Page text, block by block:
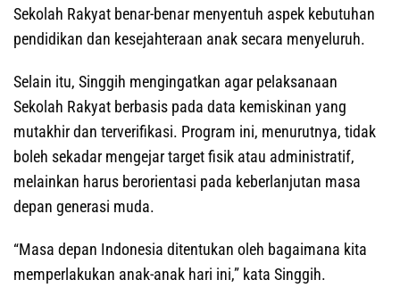
Sekolah Rakyat benar-benar menyentuh aspek kebutuhan
pendidikan dan kesejahteraan anak secara menyeluruh.
Selain itu, Singgih mengingatkan agar pelaksanaan
Sekolah Rakyat berbasis pada data kemiskinan yang
mutakhir dan terverifikasi. Program ini, menurutnya, tidak
boleh sekadar mengejar target fisik atau administratif,
melainkan harus berorientasi pada keberlanjutan masa
depan generasi muda.
“Masa depan Indonesia ditentukan oleh bagaimana kita
memperlakukan anak-anak hari ini,” kata Singgih.